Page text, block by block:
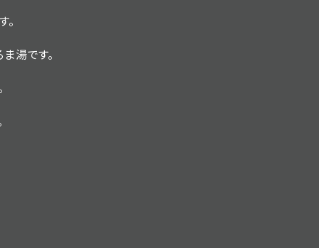
湯です。